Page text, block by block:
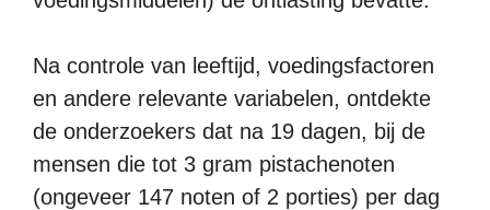
Na controle van leeftijd, voedingsfactoren
en andere relevante variabelen, ontdekte
de onderzoekers dat na 19 dagen, bij de
mensen die tot 3 gram pistachenoten
(ongeveer 147 noten of 2 porties) per dag